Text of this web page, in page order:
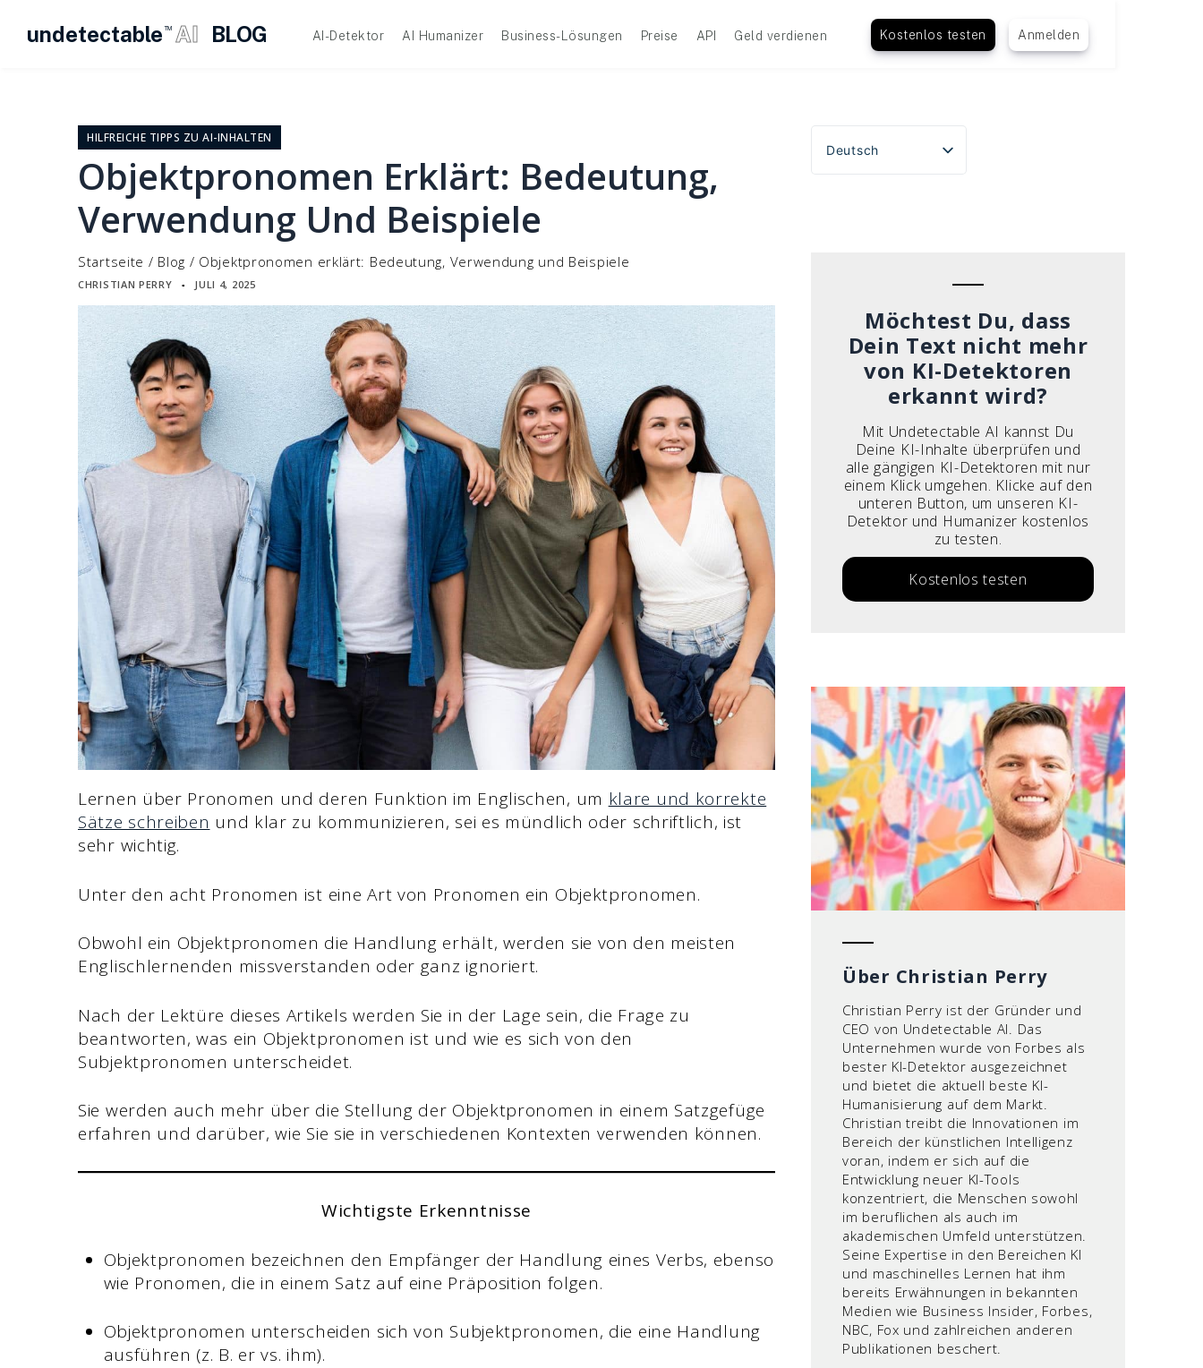
undetectable TM AI BLOG AI-Detektor AI Humanizer Business-Lösungen Preise API Geld verdienen Kostenlos testen Anmelden
HILFREICHE TIPPS ZU AI-INHALTEN
Objektpronomen Erklärt: Bedeutung,
Verwendung Und Beispiele
Startseite / Blog / Objektpronomen erklärt: Bedeutung, Verwendung und Beispiele
CHRISTIAN PERRY ▪ JULI 4, 2025
Lernen über Pronomen und deren Funktion im Englischen, um klare und korrekte
Sätze schreiben und klar zu kommunizieren, sei es mündlich oder schriftlich, ist
sehr wichtig.
Unter den acht Pronomen ist eine Art von Pronomen ein Objektpronomen.
Obwohl ein Objektpronomen die Handlung erhält, werden sie von den meisten
Englischlernenden missverstanden oder ganz ignoriert.
Nach der Lektüre dieses Artikels werden Sie in der Lage sein, die Frage zu
beantworten, was ein Objektpronomen ist und wie es sich von den
Subjektpronomen unterscheidet.
Sie werden auch mehr über die Stellung der Objektpronomen in einem Satzgefüge
erfahren und darüber, wie Sie sie in verschiedenen Kontexten verwenden können.
Wichtigste Erkenntnisse
Objektpronomen bezeichnen den Empfänger der Handlung eines Verbs, ebenso
wie Pronomen, die in einem Satz auf eine Präposition folgen.
Objektpronomen unterscheiden sich von Subjektpronomen, die eine Handlung
ausführen (z. B. er vs. ihm).
Deutsch
English
Möchtest Du, dass
Dein Text nicht mehr
von KI-Detektoren
erkannt wird?
Mit Undetectable AI kannst Du
Deine KI-Inhalte überprüfen und
alle gängigen KI-Detektoren mit nur
einem Klick umgehen. Klicke auf den
unteren Button, um unseren KI-
Detektor und Humanizer kostenlos
zu testen.
Kostenlos testen
Über Christian Perry
Christian Perry ist der Gründer und
CEO von Undetectable AI. Das
Unternehmen wurde von Forbes als
bester KI-Detektor ausgezeichnet
und bietet die aktuell beste KI-
Humanisierung auf dem Markt.
Christian treibt die Innovationen im
Bereich der künstlichen Intelligenz
voran, indem er sich auf die
Entwicklung neuer KI-Tools
konzentriert, die Menschen sowohl
im beruflichen als auch im
akademischen Umfeld unterstützen.
Seine Expertise in den Bereichen KI
und maschinelles Lernen hat ihm
bereits Erwähnungen in bekannten
Medien wie Business Insider, Forbes,
NBC, Fox und zahlreichen anderen
Publikationen beschert.